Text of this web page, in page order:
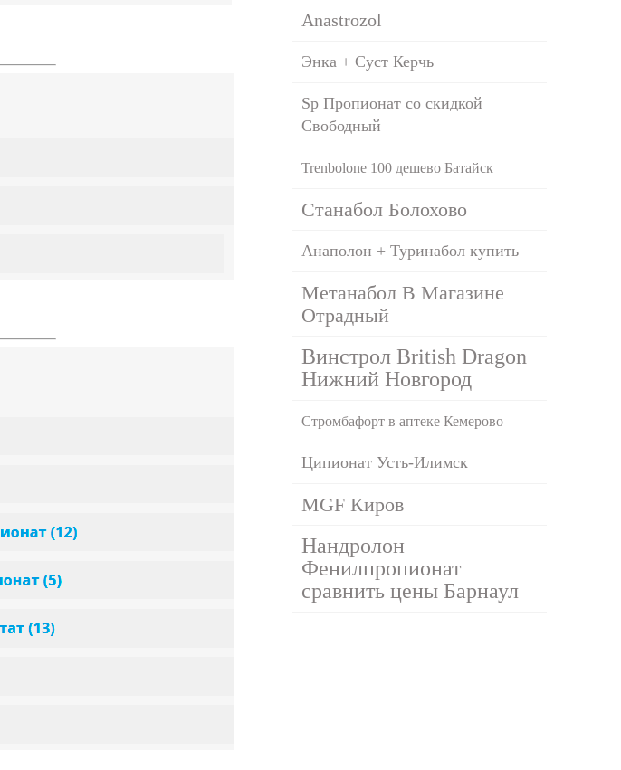
Аnastrozol
Энка + Суст Керчь
Sp Пропионат со скидкой
Свободный
Trenbolone 100 дешево Батайск
Станабол Болохово
Анаполон + Туринабол купить
Метанабол В Магазине
Отрадный
Винстрол British Dragon
Нижний Новгород
Стромбафорт в аптеке Кемерово
Ципионат Усть-Илимск
MGF Киров
Нандролон
Фенилпропионат
сравнить цены Барнаул